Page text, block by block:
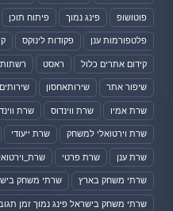
פוטושופ פינג נמוך פיתוח תוכן
פלטפורמות ענן פקודות לינוקס
קידום אתרים כלול ראסט רשתות
שיפור אתר שירותאחסון שירותים
שרת אמיו שרת ווינדוס שרת
שרת וירטואלי למשחק שרת ייעודי
שרת ענן שרת פרטי
שרתי משחק בארץ שרתי משחק
שרתי משחק בישראל פינג נמוך זמן